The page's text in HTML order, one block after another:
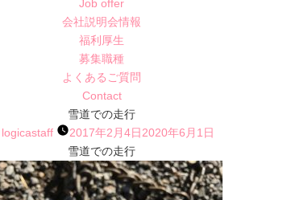
Job offer
会社説明会情報
福利厚生
募集職種
よくあるご質問
Contact
雪道での走行
投
者:
logicastaff 2017年2月4日 2020年6月1日
雪道での走行